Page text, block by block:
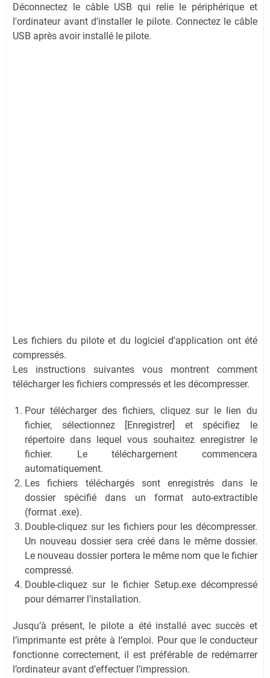
Déconnectez le câble USB qui relie le périphérique et
l'ordinateur avant d'installer le pilote. Connectez le câble
USB après avoir installé le pilote.
Les fichiers du pilote et du logiciel d'application ont été
compressés.
Les instructions suivantes vous montrent comment
télécharger les fichiers compressés et les décompresser.
Pour télécharger des fichiers, cliquez sur le lien du
fichier, sélectionnez [Enregistrer] et spécifiez le
répertoire dans lequel vous souhaitez enregistrer le
fichier. Le téléchargement commencera
automatiquement.
Les fichiers téléchargés sont enregistrés dans le
dossier spécifié dans un format auto-extractible
(format .exe).
Double-cliquez sur les fichiers pour les décompresser.
Un nouveau dossier sera créé dans le même dossier.
Le nouveau dossier portera le même nom que le fichier
compressé.
Double-cliquez sur le fichier Setup.exe décompressé
pour démarrer l'installation.
Jusqu’à présent, le pilote a été installé avec succès et
l’imprimante est prête à l’emploi. Pour que le conducteur
fonctionne correctement, il est préférable de redémarrer
l’ordinateur avant d’effectuer l’impression.